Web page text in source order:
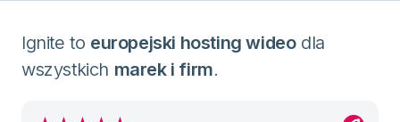
Ignite to europejski hosting wideodla
wszystkich marek i firm.